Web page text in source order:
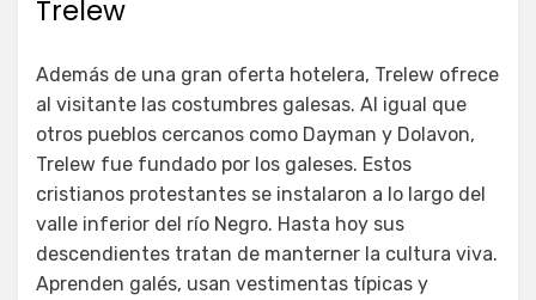
Trelew
Además de una gran oferta hotelera, Trelew ofrece
al visitante las costumbres galesas. Al igual que
otros pueblos cercanos como Dayman y Dolavon,
Trelew fue fundado por los galeses. Estos
cristianos protestantes se instalaron a lo largo del
valle inferior del río Negro. Hasta hoy sus
descendientes tratan de manterner la cultura viva.
Aprenden galés, usan vestimentas típicas y